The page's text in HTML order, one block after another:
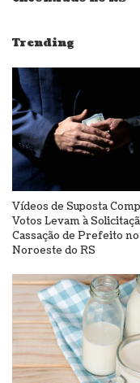
Trending
Vídeos de Suposta
Votos Levam à
Cassação de Prefeito no
Noroeste do RS